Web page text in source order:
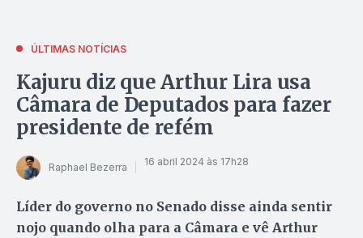
ÚLTIMAS NOTÍCIAS
Kajuru diz que Arthur Lira usa
Câmara de Deputados para fazer
presidente de refém
Raphael Bezerra 16 abril 2024 às 17h28
Líder do governo no Senado disse ainda sentir
nojo quando olha para a Câmara e vê Arthur